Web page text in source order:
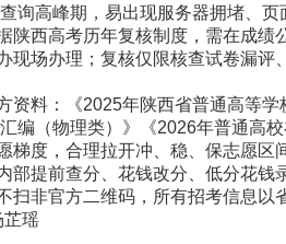
峰期，易出现服务器拥堵、页
西高考历年复核制度，需在成绩
现场办理；复核仅限核查试卷漏
料：《2025年陕西省普通高等学
编（物理类）》《2026年普通高
梯度，合理拉开冲、稳、保志愿区
提前查分、花钱改分、低分花钱
扫非官方二维码，所有招考信息
芷瑶